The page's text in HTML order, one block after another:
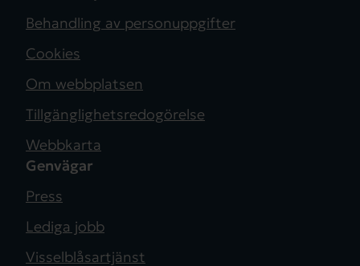
Behandling av personuppgifter
Cookies
Om webbplatsen
Tillgänglighetsredogörelse
Webbkarta
Genvägar
Press
Lediga jobb
Visselblåsartjänst